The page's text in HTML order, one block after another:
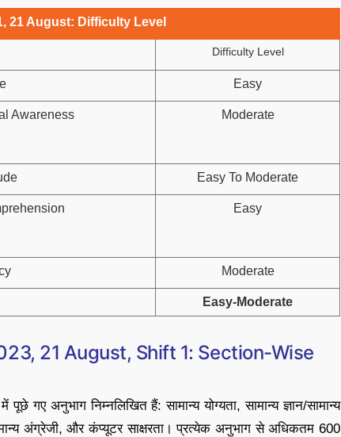
21 August: Difficulty Level
Difficulty Level
Easy
Awareness Moderate
Easy To Moderate
Easy
Moderate
Easy-Moderate
21 August, Shift 1: Section-Wise
गए अनुभाग निम्नलिखित हैं: सामान्य योग्यता, सामान्य ज्ञान/सामान्य
अंग्रेजी, और कंप्यूटर साक्षरता। प्रत्येक अनुभाग से अधिकतम 600